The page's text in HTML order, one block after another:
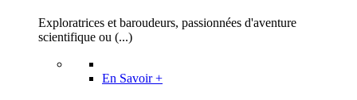
Exploratrices et baroudeurs, passionnées d'aventure
scientifique ou (...)
En Savoir +